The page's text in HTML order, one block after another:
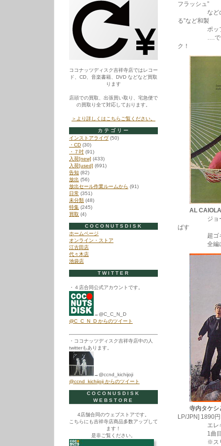
フラッシュ”
などの洋楽
る”など和製
ポップス
….ですけど
ク！
AL CAIOLA
ジョージ・
ばす
超ゴキゲン
全編にヴィ
寺内タケシ
LP/JPN] 1890円
エレキde軍
1曲目の”軍
※スリキ
ココナッツディスク吉祥寺店ではレコー
ド、CD、音楽書籍、DVD などなど買取
ります
店頭での買取、出張買い取り、宅急便で
の買取り全て対応しております。
＞より詳しくはこちらご覧ください。
カテゴリー
インストアライヴ(50)
・CD (30)
・７吋 (91)
入荷[new] (433)
入荷[used] (691)
告知 (82)
放出 (56)
放出セール作業ルームから (91)
日常 (351)
未分類 (48)
特集 (245)
買取 (4)
COCONUTSDISK
ホームページ
オンライン・ストア
江古田店
代々木店
池袋店
TWITTER
・４店合同公式アカウントです。
→@C_C_N_D
@C_C_N_D からのツイート
・ココナッツディスク吉祥寺店中の人
twitterもあります。
→@ccnd_kichijoji
@ccnd_kichijoji からのツイート
COCONUSDISK
WEBSTORE
4店舗合同のウェブストアです。
こちらにも吉祥寺店商品多数アップして
ます！
是非ご覧ください。